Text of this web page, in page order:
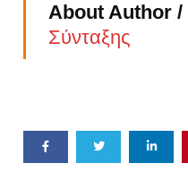
About Author /
Σύνταξης